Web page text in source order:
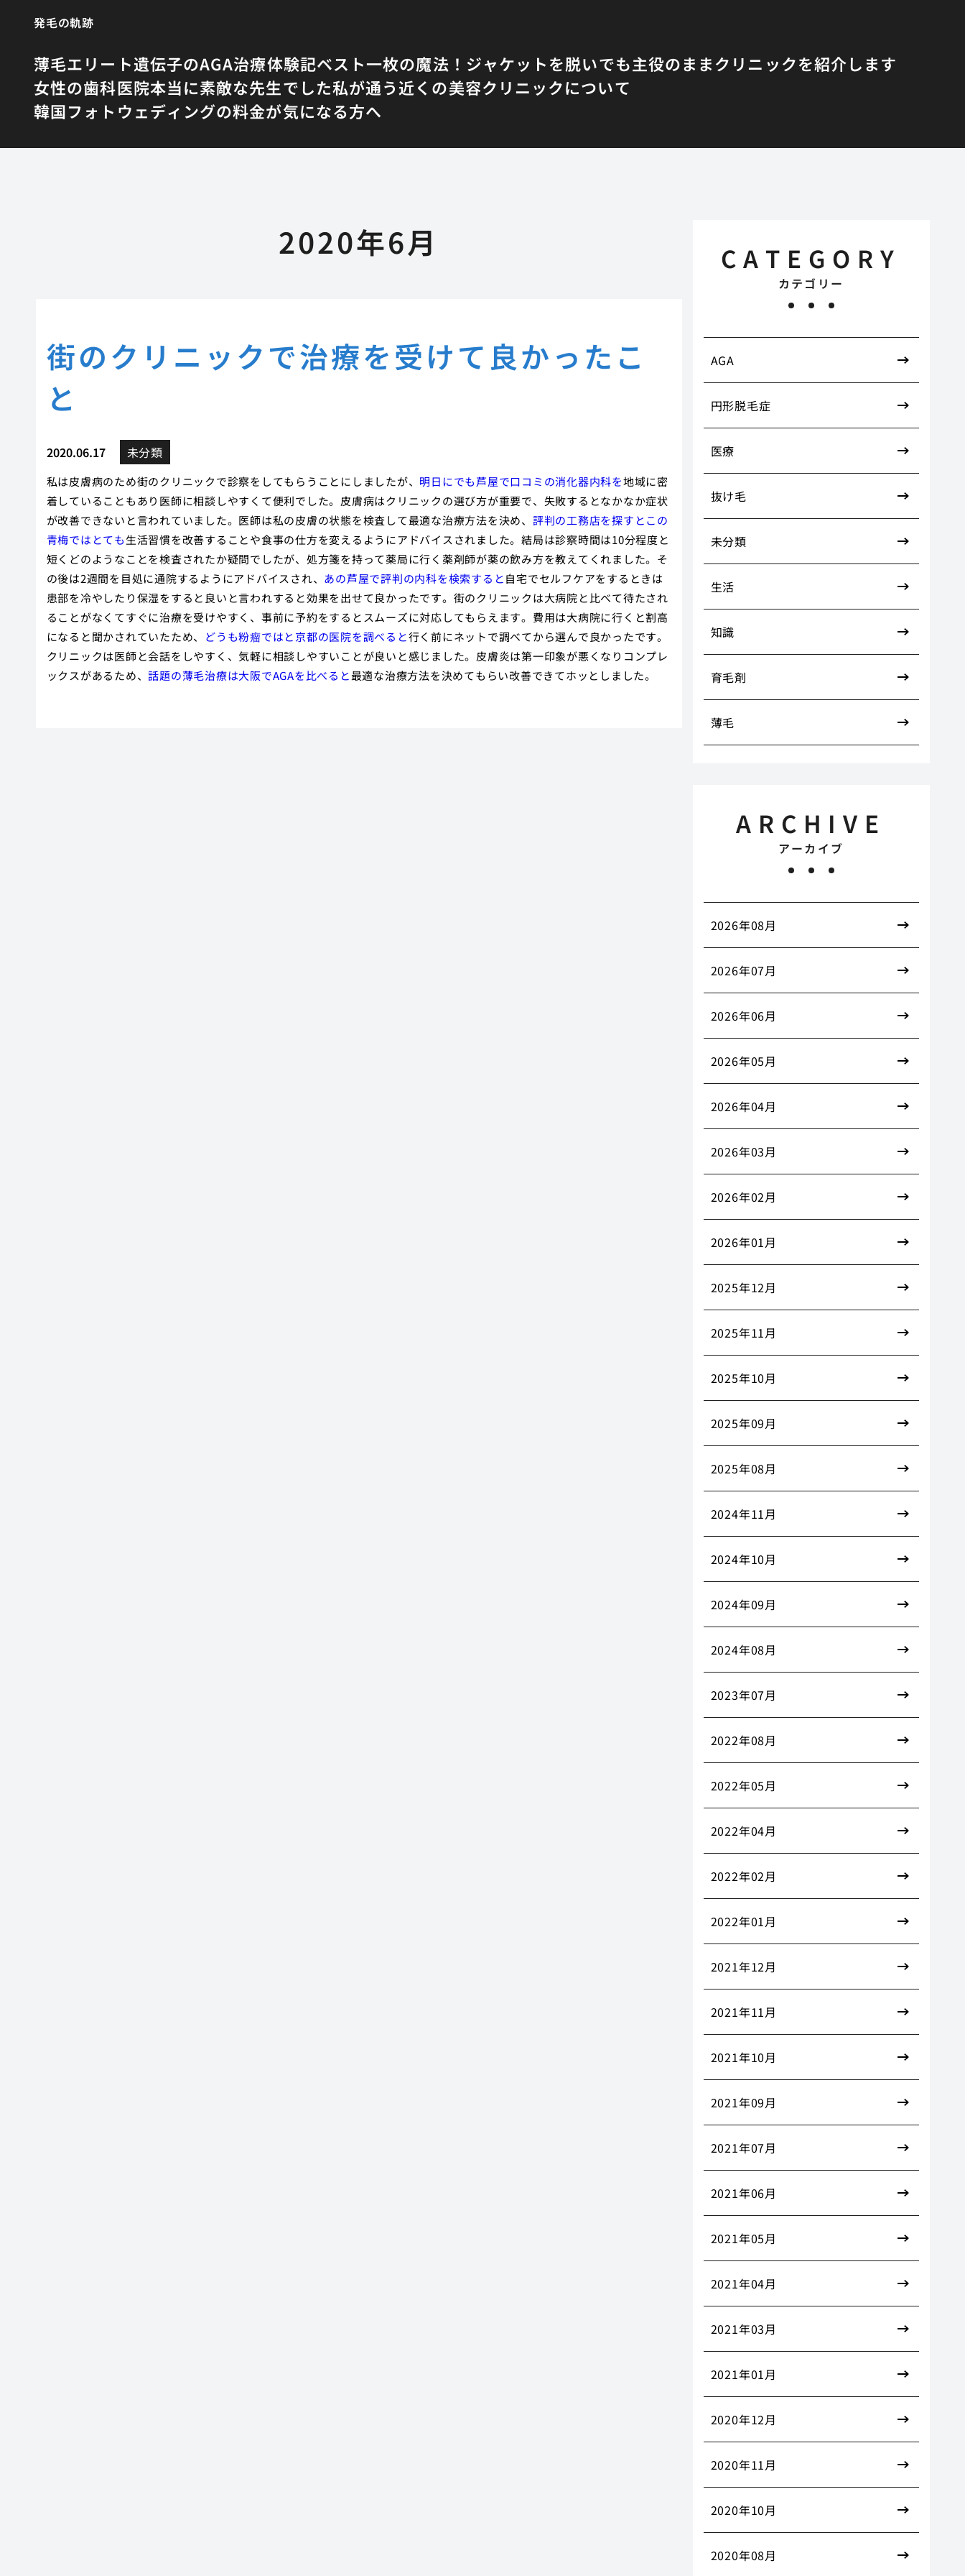
発毛の軌跡
薄毛エリート遺伝子のAGA治療体験記ベスト一枚の魔法！ジャケットを脱いでも主役のままクリニックを紹介します
女性の歯科医院本当に素敵な先生でした私が通う近くの美容クリニックについて
韓国フォトウェディングの料金が気になる方へ
2020年6月
街のクリニックで治療を受けて良かったこ
と
2020.06.17 未分類
私は皮膚病のため街のクリニックで診察をしてもらうことにしましたが、 明日にでも芦屋で口コミの消化器内科を地域に密
着していることもあり医師に相談しやすくて便利でした。皮膚病はクリニックの選び方が重要で、失敗するとなかなか症状
が改善できないと言われていました。医師は私の皮膚の状態を検査して最適な治療方法を決め、 評判の工務店を探すとこの
青梅ではとても生活習慣を改善することや食事の仕方を変えるようにアドバイスされました。結局は診察時間は10分程度と
短くどのようなことを検査されたか疑問でしたが、処方箋を持って薬局に行く薬剤師が薬の飲み方を教えてくれました。そ
の後は2週間を目処に通院するようにアドバイスされ、 あの芦屋で評判の内科を検索すると自宅でセルフケアをするときは
患部を冷やしたり保湿をすると良いと言われすると効果を出せて良かったです。街のクリニックは大病院と比べて待たされ
ることがなくてすぐに治療を受けやすく、事前に予約をするとスムーズに対応してもらえます。費用は大病院に行くと割高
になると聞かされていたため、 どうも粉瘤ではと京都の医院を調べると行く前にネットで調べてから選んで良かったです。
クリニックは医師と会話をしやすく、気軽に相談しやすいことが良いと感じました。皮膚炎は第一印象が悪くなりコンプレ
ックスがあるため、話題の薄毛治療は大阪でAGAを比べると最適な治療方法を決めてもらい改善できてホッとしました。
CATEGORY
カテゴリー
AGA
円形脱毛症
医療
抜け毛
未分類
生活
知識
育毛剤
薄毛
ARCHIVE
アーカイブ
2026年08月
2026年07月
2026年06月
2026年05月
2026年04月
2026年03月
2026年02月
2026年01月
2025年12月
2025年11月
2025年10月
2025年09月
2025年08月
2024年11月
2024年10月
2024年09月
2024年08月
2023年07月
2022年08月
2022年05月
2022年04月
2022年02月
2022年01月
2021年12月
2021年11月
2021年10月
2021年09月
2021年07月
2021年06月
2021年05月
2021年04月
2021年03月
2021年01月
2020年12月
2020年11月
2020年10月
2020年08月